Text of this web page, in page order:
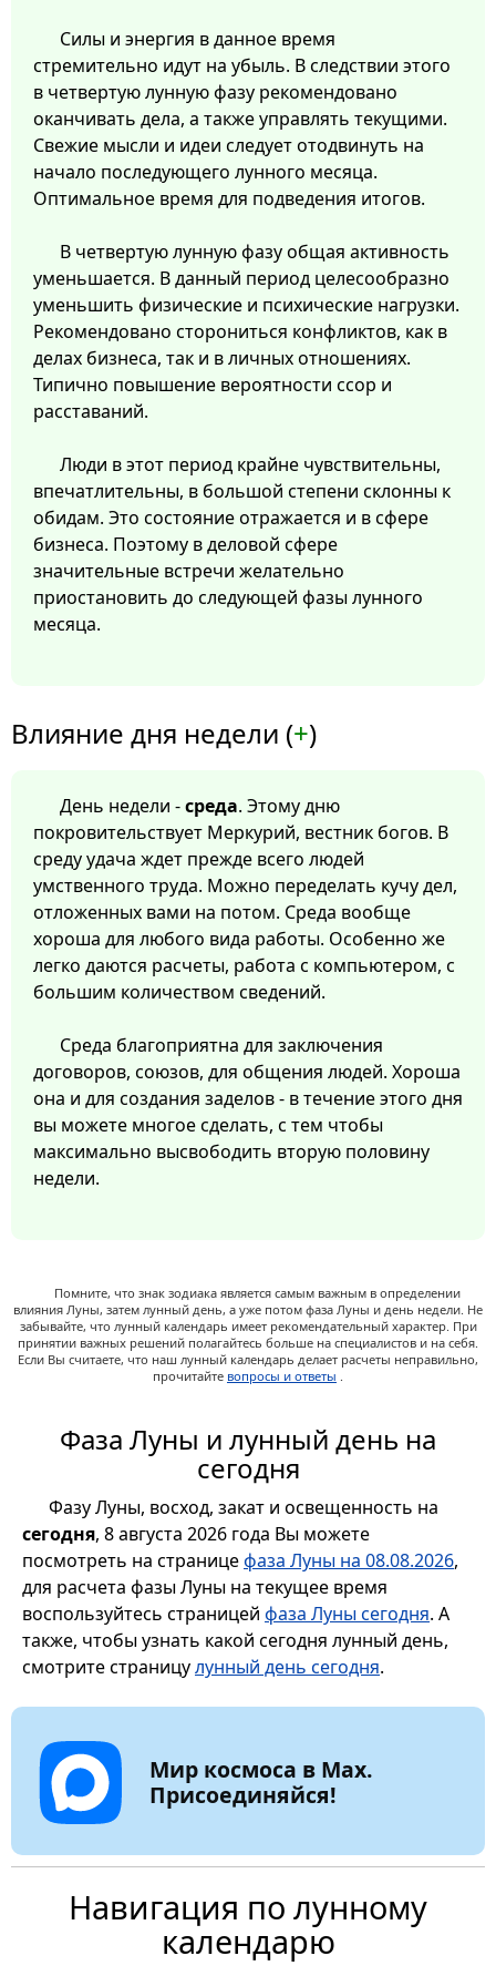
Силы и энергия в данное время
стремительно идут на убыль. В следствии этого
в четвертую лунную фазу рекомендовано
оканчивать дела, а также управлять текущими.
Свежие мысли и идеи следует отодвинуть на
начало последующего лунного месяца.
Оптимальное время для подведения итогов.
В четвертую лунную фазу общая активность
уменьшается. В данный период целесообразно
уменьшить физические и психические нагрузки.
Рекомендовано сторониться конфликтов, как в
делах бизнеса, так и в личных отношениях.
Типично повышение вероятности ссор и
расставаний.
Люди в этот период крайне чувствительны,
впечатлительны, в большой степени склонны к
обидам. Это состояние отражается и в сфере
бизнеса. Поэтому в деловой сфере
значительные встречи желательно
приостановить до следующей фазы лунного
месяца.
Влияние дня недели (+)
День недели -среда. Этому дню
покровительствует Меркурий, вестник богов. В
среду удача ждет прежде всего людей
умственного труда. Можно переделать кучу дел,
отложенных вами на потом. Среда вообще
хороша для любого вида работы. Особенно же
легко даются расчеты, работа с компьютером, с
большим количеством сведений.
Среда благоприятна для заключения
договоров, союзов, для общения людей. Хороша
она и для создания заделов - в течение этого дня
вы можете многое сделать, с тем чтобы
максимально высвободить вторую половину
недели.
Помните, что знак зодиака является самым важным в определении
влияния Луны, затем лунный день, а уже потом фаза Луны и день недели. Не
забывайте, что лунный календарь имеет рекомендательный характер. При
принятии важных решений полагайтесь больше на специалистов и на себя.
Если Вы считаете, что наш лунный календарь делает расчеты неправильно,
прочитайте вопросы и ответы .
Фаза Луны и лунный день на
сегодня
Фазу Луны, восход, закат и освещенность на
сегодня, 8 августа 2026 года Вы можете
посмотреть на страницефаза Луны на 08.08.2026,
для расчета фазы Луны на текущее время
воспользуйтесь страницей фаза Луны сегодня. А
также, чтобы узнать какой сегодня лунный день,
смотрите страницулунный день сегодня.
Мир космоса в Max.
Присоединяйся!
Навигация по лунному
календарю